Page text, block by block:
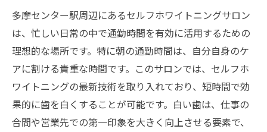
多摩センター駅周辺にあるセルフホワイトニングサロン
は、忙しい日常の中で通勤時間を有効に活用するための
理想的な場所です。特に朝の通勤時間は、自分自身のケ
アに割ける貴重な時間です。このサロンでは、セルフホ
ワイトニングの最新技術を取り入れており、短時間で効
果的に歯を白くすることが可能です。白い歯は、仕事の
合間や営業先での第一印象を大きく向上させる要素で、